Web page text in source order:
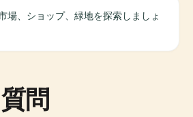
場、ショップ、緑地を探索しましょ
問